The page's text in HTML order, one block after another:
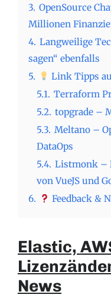
3. OpenSource
Millionen
4. Langweilige
sagen“ ebenfalls
5.
Link Tipps
5.1. Terraform
5.2. topgrade –
5.3. Meltano –
DataOps
5.4. Listmonk –
von VueJS und
6.
Feedback &
Elastic,
News